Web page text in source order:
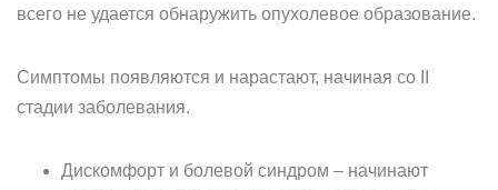
всего не удается обнаружить опухолевое образование.
Симптомы появляются и нарастают, начиная со II
стадии заболевания.
Дискомфорт и болевой синдром – начинают